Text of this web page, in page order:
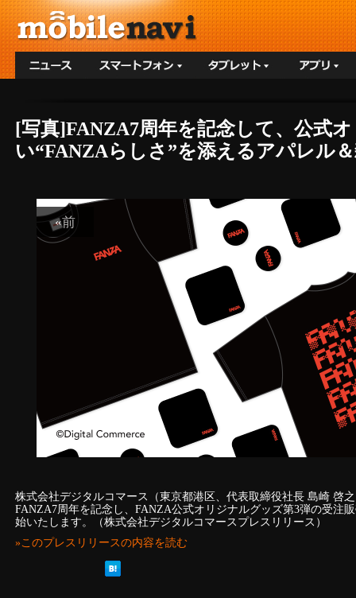
[写真]FANZA7周年を記念して、公式
い“FANZAらしさ”を添えるアパレル
«前
株式会社デジタルコマース（東京都港区、代表取締役社長 島崎 啓
FANZA7周年を記念し、FANZA公式オリジナルグッズ第3弾の受注
始いたします。（株式会社デジタルコマースプレスリリース）
»このプレスリリースの内容を読む